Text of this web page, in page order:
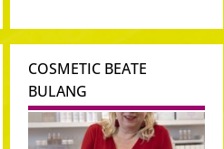
COSMETIC BEATE
BULANG